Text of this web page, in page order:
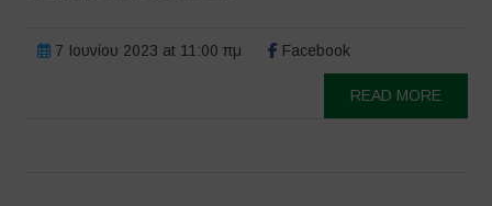
7 Ιουνίου 2023 at 11:00 πμ Facebook
READ MORE